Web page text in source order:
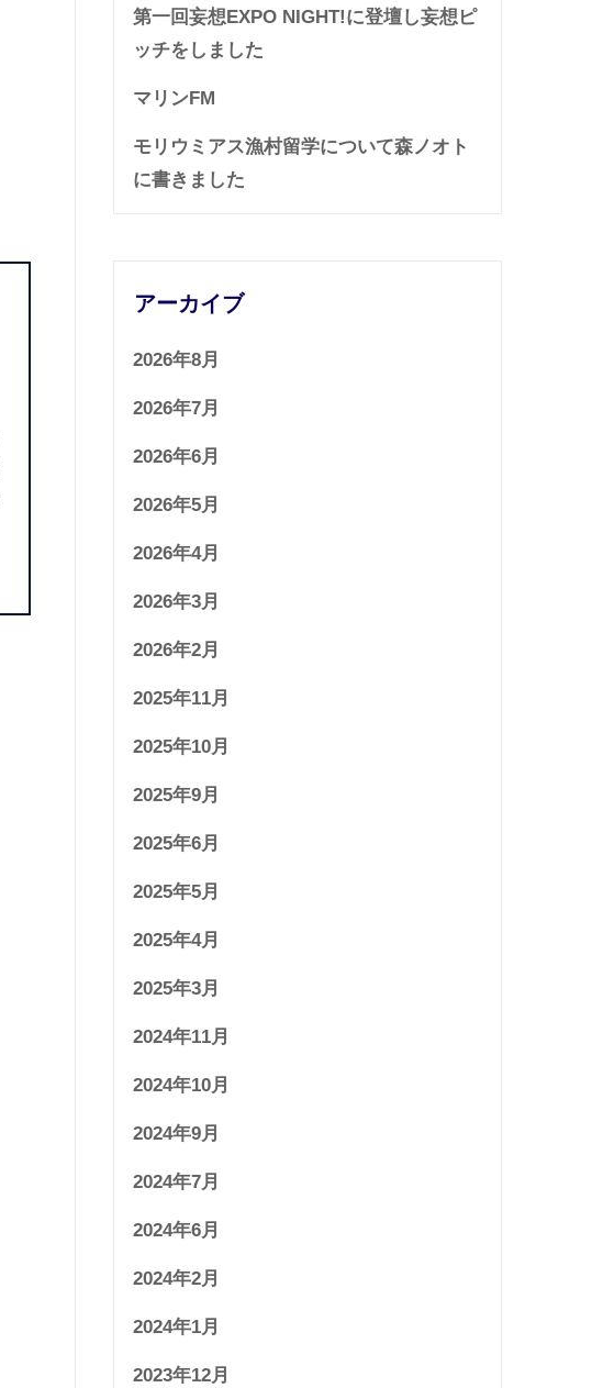
第一回妄想EXPO NIGHT!に登壇し妄想ピ
ッチをしました
マリンFM
モリウミアス漁村留学について森ノオト
に書きました
アーカイブ
2026年8月
2026年7月
2026年6月
2026年5月
2026年4月
2026年3月
2026年2月
2025年11月
2025年10月
2025年9月
2025年6月
2025年5月
2025年4月
2025年3月
2024年11月
2024年10月
2024年9月
2024年7月
2024年6月
2024年2月
2024年1月
2023年12月